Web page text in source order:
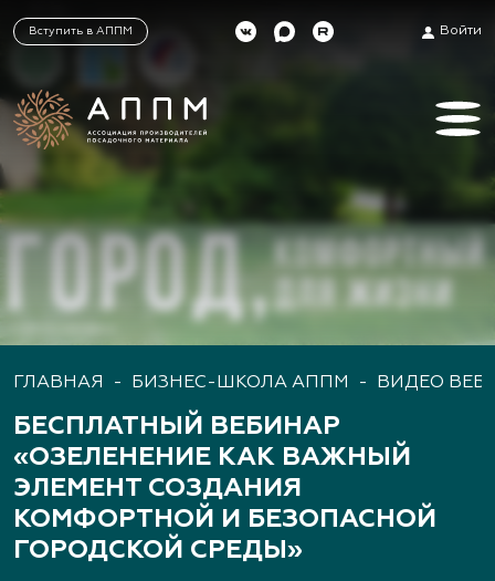
Вступить в АППМ Войти
ГЛАВНАЯ - БИЗНЕС-ШКОЛА АППМ - ВИДЕО
БЕСПЛАТНЫЙ ВЕБИНАР
«ОЗЕЛЕНЕНИЕ КАК ВАЖНЫЙ
ЭЛЕМЕНТ СОЗДАНИЯ
КОМФОРТНОЙ И БЕЗОПАСНОЙ
ГОРОДСКОЙ СРЕДЫ»